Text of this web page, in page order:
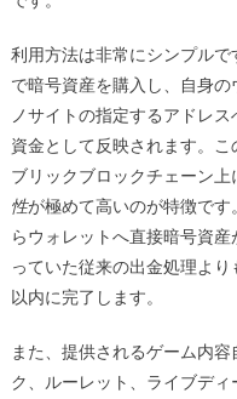
利用方法は非常にシンプル
で暗号資産を購入し、自身
ノサイトの指定するアドレ
資金として反映されます。
ブリックブロックチェーン上
性が極めて高いのが特徴で
らウォレットへ直接暗号資
っていた従来の出金処理よ
以内に完了します。
また、提供されるゲーム内
ク、ルーレット、ライブデ